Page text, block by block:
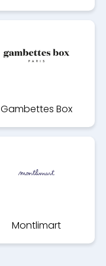
Gambettes Box
Montlimart